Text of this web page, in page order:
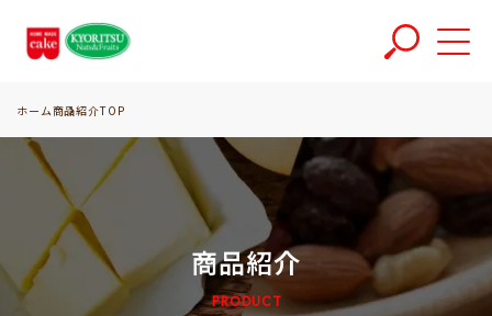
ホーム商品紹介TOP
商品紹介
PRODUCT